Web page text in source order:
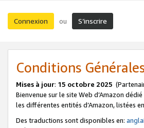
Connexion ou S’inscrire
Conditions
Mises à jour: 15 octobre 2025
Bienvenue sur le site Web d’Amazon
les différentes entités d’Amazon, listées en
Des traductions sont disponibles en: